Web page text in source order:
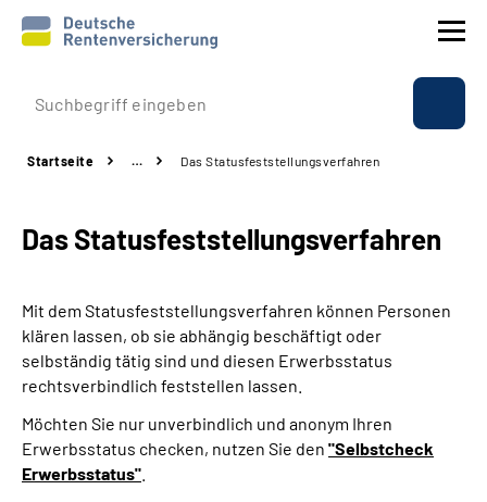
Prävention
Rente
Beratung & Kontakt
Experten
Über uns & Presse
Online-Services
Startseite … Das Statusfeststellungs­verfahren
Das Statusfeststellungs­verfahren
Mit dem Statusfeststellungsverfahren können Personen
klären lassen, ob sie abhängig beschäftigt oder
selbständig tätig sind und diesen Erwerbsstatus
rechtsverbindlich feststellen lassen.
Möchten Sie nur unverbindlich und anonym Ihren
Erwerbsstatus checken, nutzen Sie den "Selbstcheck
Erwerbsstatus"